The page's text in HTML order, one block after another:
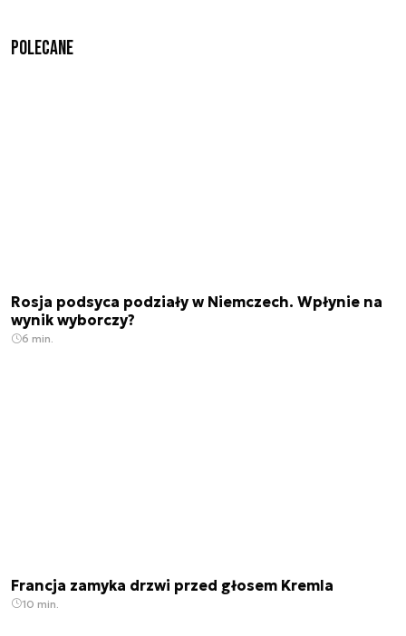
Polecane
Rosja podsyca podziały w Niemczech. Wpłynie na
wynik wyborczy?
6 min.
Francja zamyka drzwi przed głosem Kremla
10 min.